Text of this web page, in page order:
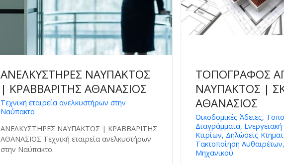
ΑΝΕΛΚΥΣΤΗΡΕΣ ΝΑΥΠΑΚΤΟΣ
| ΚΡΑΒΒΑΡΙΤΗΣ ΑΘΑΝΑΣΙΟΣ
Τεχνική εταιρεία ανελκυστήρων στην
Ναύπακτο
ΑΝΕΛΚΥΣΤΗΡΕΣ ΝΑΥΠΑΚΤΟΣ | ΚΡΑΒΒΑΡΙΤΗΣ
ΑΘΑΝΑΣΙΟΣ Τεχνική εταιρεία ανελκυστήρων
στην Ναύπακτο.
ΤΟΠΟΓΡΑΦΟΣ
ΝΑΥΠΑΚΤΟΣ |
ΑΘΑΝΑΣΙΟΣ
Οικοδομικές Άδειες,
Διαγράμματα,
Κτιρίων, Δηλώσεις
Τακτοποίηση
Μηχανικού.